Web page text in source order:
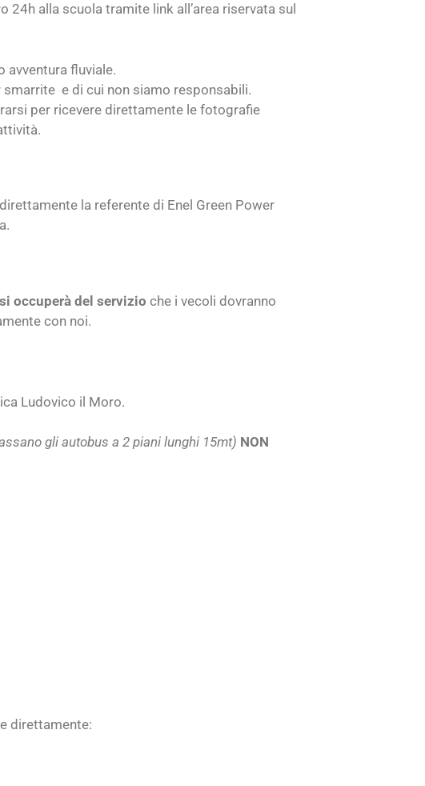
alla scuola tramite link all’area riservata sul
avventura fluviale.
e di cui non siamo responsabili.
per ricevere direttamente le fotografie
la referente di Enel Green Power
occuperà del servizio che i vecoli dovranno
con noi.
Ludovico il Moro.
gli autobus a 2 piani lunghi 15mt) NON
direttamente: